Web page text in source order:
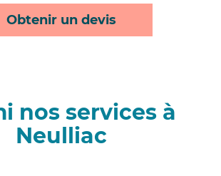
Obtenir un devis
nos services à
Neulliac